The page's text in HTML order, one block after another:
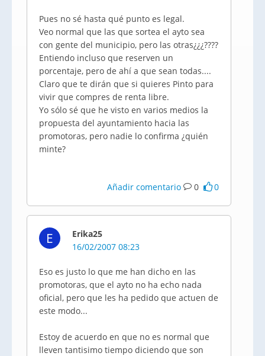
Pues no sé hasta qué punto es legal.
Veo normal que las que sortea el ayto sea
con gente del municipio, pero las otras¿¿¿????
Entiendo incluso que reserven un
porcentaje, pero de ahí a que sean todas....
Claro que te dirán que si quieres Pinto para
vivir que compres de renta libre.
Yo sólo sé que he visto en varios medios la
propuesta del ayuntamiento hacia las
promotoras, pero nadie lo confirma ¿quién
minte?
Añadir comentario 0 0
E
Erika25
16/02/2007 08:23
Eso es justo lo que me han dicho en las
promotoras, que el ayto no ha echo nada
oficial, pero que les ha pedido que actuen de
este modo...
Estoy de acuerdo en que no es normal que
lleven tantisimo tiempo diciendo que son